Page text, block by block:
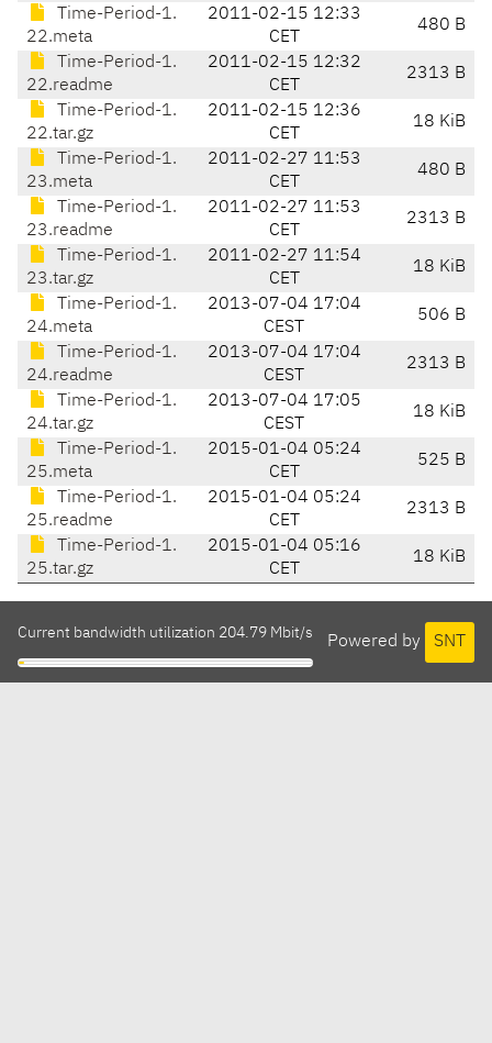
Time-Period-1.
22.meta
2011-02-15 12:33
CET
480 B
Time-Period-1.
22.readme
2011-02-15 12:32
CET
2313 B
Time-Period-1.
22.tar.gz
2011-02-15 12:36
CET
18 KiB
Time-Period-1.
23.meta
2011-02-27 11:53
CET
480 B
Time-Period-1.
23.readme
2011-02-27 11:53
CET
2313 B
Time-Period-1.
23.tar.gz
2011-02-27 11:54
CET
18 KiB
Time-Period-1.
24.meta
2013-07-04 17:04
CEST
506 B
Time-Period-1.
24.readme
2013-07-04 17:04
CEST
2313 B
Time-Period-1.
24.tar.gz
2013-07-04 17:05
CEST
18 KiB
Time-Period-1.
25.meta
2015-01-04 05:24
CET
525 B
Time-Period-1.
25.readme
2015-01-04 05:24
CET
2313 B
Time-Period-1.
25.tar.gz
2015-01-04 05:16
CET
18 KiB
Powered by SNT
Current bandwidth utilization 204.79 Mbit/s